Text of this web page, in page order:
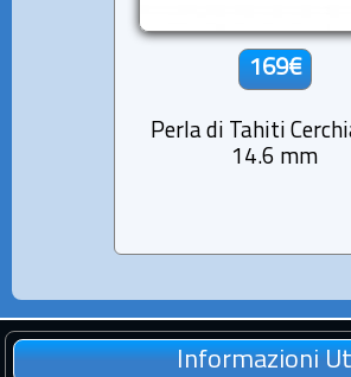
169€
Perla di Tahiti
14.6 mm
Informazioni